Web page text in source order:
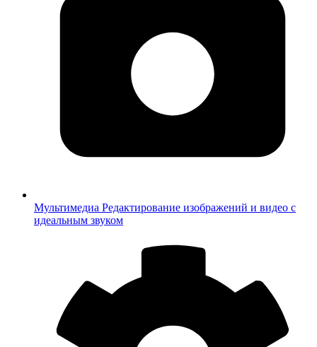
Мультимедиа Редактирование изображений и видео с
идеальным звуком